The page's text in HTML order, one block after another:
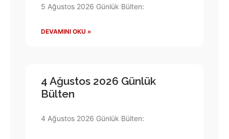
5 Ağustos 2026 Günlük Bülten:
DEVAMINI OKU »
4 Ağustos 2026 Günlük
Bülten
4 Ağustos 2026 Günlük Bülten: